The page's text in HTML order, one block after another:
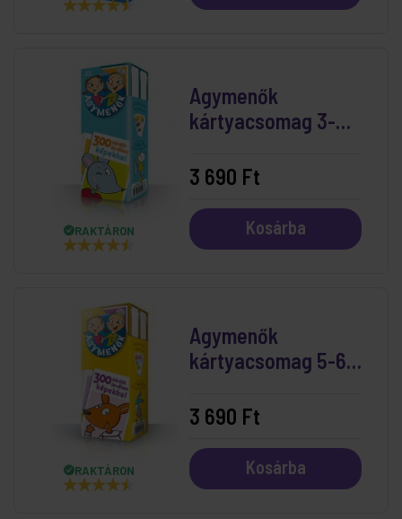
RAKTÁRON
Agymenők
kártyacsomag 3-4
3 690 Ft
Kosárba
RAKTÁRON
Agymenők
kártyacsomag 5-6
3 690 Ft
Kosárba